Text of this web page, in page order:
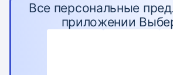
Все персональные
приложении